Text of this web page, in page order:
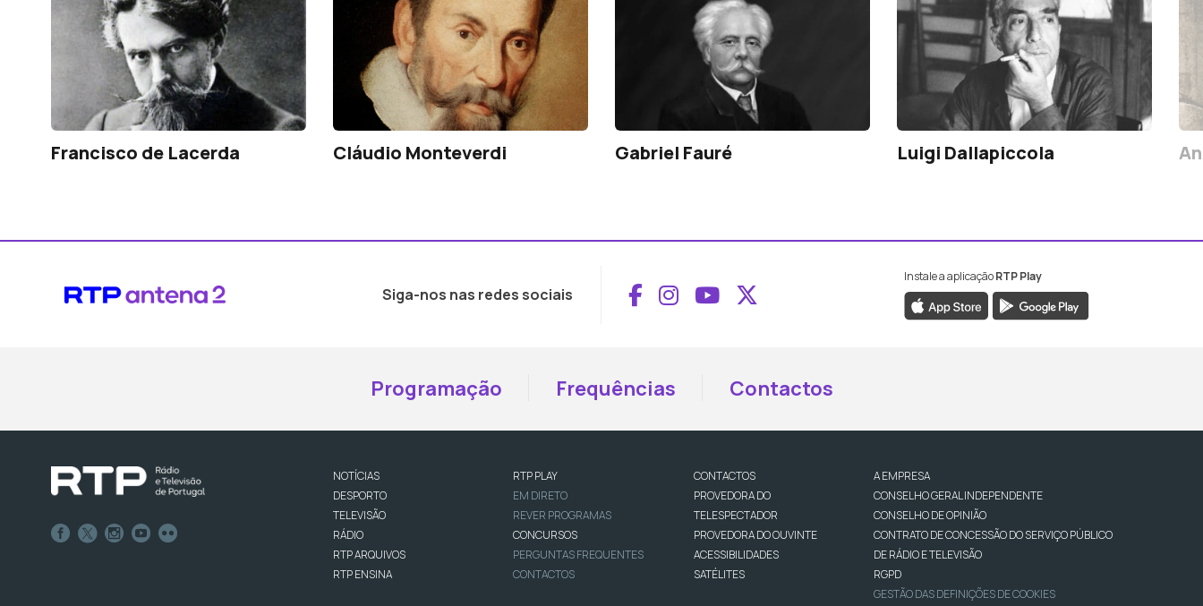
Francisco de Lacerda Cláudio Monteverdi Gabriel Fauré Luigi Dallapiccola
Siga-nos nas redes sociais Aceder ao Facebook da RTP Antena 2
Aceder ao Instagram da RTP Antena 2
Aceder ao YouTube da RTP Antena 2
Aceder ao X da RTP Antena 2
Instale a aplicaçãoRTP Play
Programação Frequências Contactos
NOTÍCIAS
DESPORTO
TELEVISÃO
RÁDIO
RTP ARQUIVOS
RTP ENSINA
RTP PLAY
EM DIRETO
REVER PROGRAMAS
CONCURSOS
PERGUNTAS FREQUENTES
CONTACTOS
CONTACTOS
PROVEDORA DO
TELESPECTADOR
PROVEDORA DO OUVINTE
ACESSIBILIDADES
SATÉLITES
A EMPRESA
CONSELHO GERAL INDEPENDENTE
CONSELHO DE OPINIÃO
CONTRATO DE CONCESSÃO DO SERVIÇO PÚBLICO
DE RÁDIO E TELEVISÃO
RGPD
GESTÃO DAS DEFINIÇÕES DE COOKIES